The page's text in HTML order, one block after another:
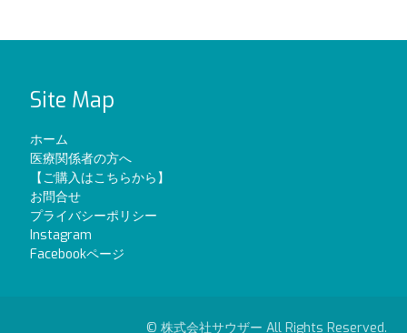
Site Map
ホーム
医療関係者の方へ
【ご購入はこちらから】
お問合せ
プライバシーポリシー
Instagram
Facebookページ
© 株式会社サウザー All Rights Reserved.